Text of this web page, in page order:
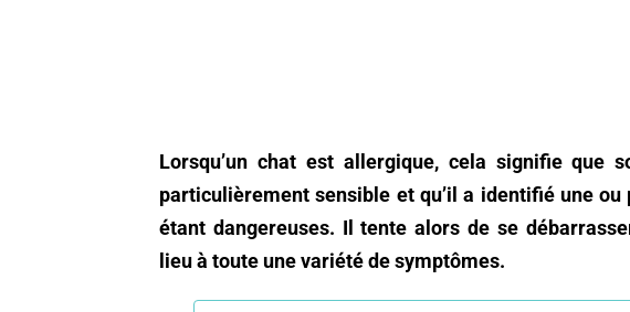
Lorsqu’un chat est allergique, cela signifie que
particulièrement sensible et qu’il a identifié une
étant dangereuses. Il tente alors de se
lieu à toute une variété de symptômes.